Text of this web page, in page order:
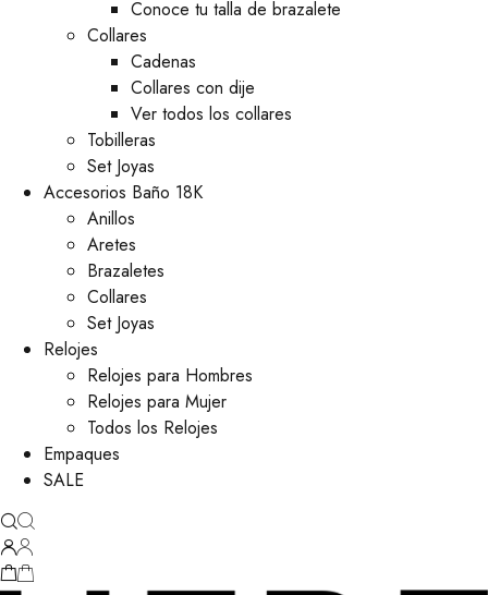
Conoce tu talla de brazalete
Collares
Cadenas
Collares con dije
Ver todos los collares
Tobilleras
Set Joyas
Accesorios Baño 18K
Anillos
Aretes
Brazaletes
Collares
Set Joyas
Relojes
Relojes para Hombres
Relojes para Mujer
Todos los Relojes
Empaques
SALE